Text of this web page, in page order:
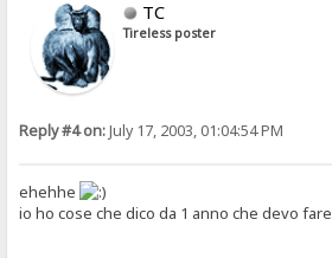
TC
Tireless poster
Reply #4 on:July 17, 2003, 01:04:54 PM
ehehhe
io ho cose che dico da 1 anno che devo fare